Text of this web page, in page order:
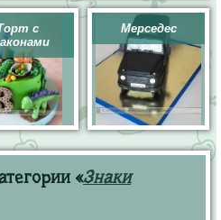
с
Мерседес
«Знаки